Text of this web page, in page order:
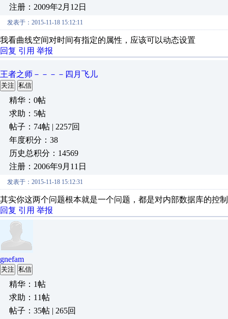
注册：2009年2月12日
发表于：2015-11-18 15:12:11
我看曲线空间对时间有指定的属性，应该可以动态设置
回复 引用 举报
王者之师－－－－四月飞儿
关注 私信
精华：0帖
求助：5帖
帖子：74帖 | 2257回
年度积分：38
历史总积分：14569
注册：2006年9月11日
发表于：2015-11-18 15:12:31
其实你这两个问题根本就是一个问题，都是对内部数据库的控
回复 引用 举报
gnefam
关注 私信
精华：1帖
求助：11帖
帖子：35帖 | 265回